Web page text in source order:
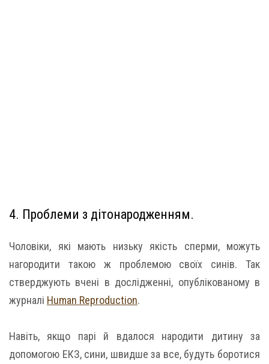
4. Проблеми з дітонародженням.
Чоловіки, які мають низьку якість сперми, можуть
нагородити такою ж проблемою своїх синів. Так
стверджують вчені в дослідженні, опублікованому в
журналі Human Reproduction.
Навіть, якщо парі й вдалося народити дитину за
допомогою ЕКЗ, сини, швидше за все, будуть боротися